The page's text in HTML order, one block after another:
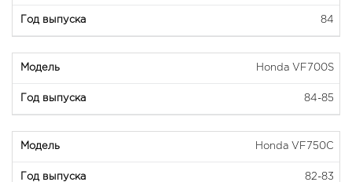
84
Honda VF700S
84-85
Honda VF750C
82-83